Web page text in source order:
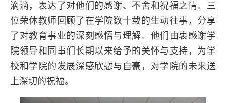
滴滴，表达了对他们的感谢、不舍和祝福之情。三
位荣休教师回顾了在学院数十载的生动往事，分享
了对教育事业的深刻感悟与理解。他们由衷感谢学
院领导和同事们长期以来给予的关怀与支持，为学
校和学院的发展深感欣慰与自豪，对学院的未来送
上深切的祝福。